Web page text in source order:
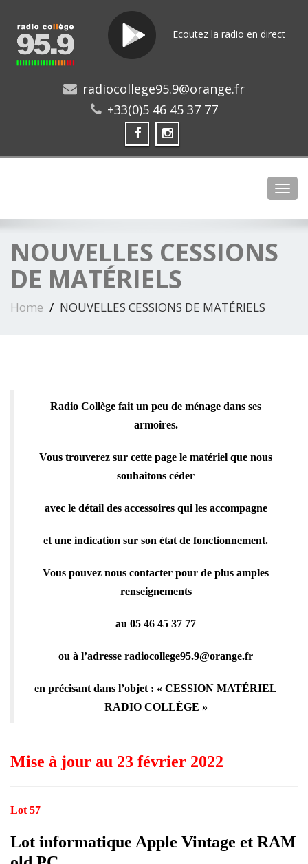
Ecoutez la radio en direct
radiocollege95.9@orange.fr
+33(0)5 46 45 37 77
NOUVELLES CESSIONS
DE MATÉRIELS
Home NOUVELLES CESSIONS DE MATÉRIELS
Radio Collège fait un peu de ménage dans ses
armoires.
Vous trouverez sur cette page le matériel que nous
souhaitons céder
avec le détail des accessoires qui les accompagne
et une indication sur son état de fonctionnement.
Vous pouvez nous contacter pour de plus amples
renseignements
au 05 46 45 37 77
ou à l’adresse radiocollege95.9@orange.fr
en précisant dans l’objet : « CESSION MATÉRIEL
RADIO COLLÈGE »
Mise à jour au 23 février 2022
Lot 57
Lot informatique Apple Vintage et RAM